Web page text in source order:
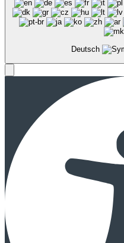
Deutsch